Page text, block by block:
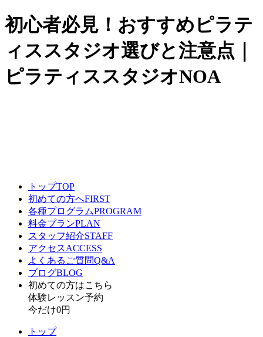
初心者必見！おすすめピラテ
ィススタジオ選びと注意点｜
ピラティススタジオNOA
トップTOP
初めての方へFIRST
各種プログラムPROGRAM
料金プランPLAN
スタッフ紹介STAFF
アクセスACCESS
よくあるご質問Q&A
ブログBLOG
初めての方はこちら​
体験レッスン予約
今だけ0円
トップ